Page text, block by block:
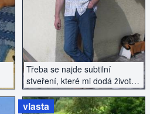
Třeba se najde subtilní
stveření, které mi dodá života
koření...
ZOBRAZIT INZERÁT
vlasta